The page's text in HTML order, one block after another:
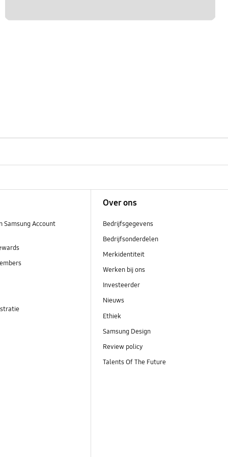
Samsung Account
Over ons
Bedrijfsgegevens
Bedrijfsonderdelen
Merkidentiteit
Werken bij ons
Investeerder
Nieuws
Ethiek
Samsung Design
Review policy
Talents Of The Future